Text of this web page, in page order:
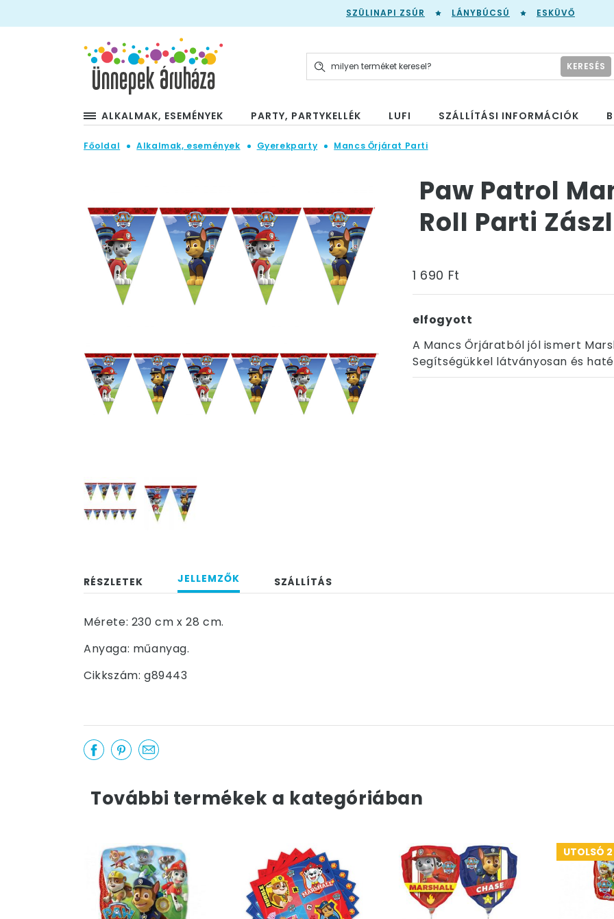
SZÜLINAPI ZSÚR LÁNYBÚCSÚ ESKÜVŐ
KERESÉS
ALKALMAK, ESEMÉNYEK PARTY, PARTYKELLÉK LUFI SZÁLLÍTÁSI INFORMÁCIÓK
Főoldal Alkalmak, események Gyerekparty Mancs Őrjárat Parti
Paw Patrol
Roll Parti
1 690 Ft
elfogyott
A Mancs Őrjáratból jól ismert
Segítségükkel látványosan és
RÉSZLETEK JELLEMZŐK SZÁLLÍTÁS
Mérete: 230 cm x 28 cm.
Anyaga: műanyag.
Cikkszám: g89443
További termékek a kategóriában
UTOLSÓ